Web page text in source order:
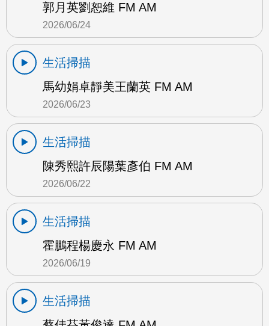
郭月英劉恕維 FM AM
2026/06/24
生活掃描
馬幼娟卓靜美王蘭英 FM AM
2026/06/23
生活掃描
陳秀熙許辰陽葉彥伯 FM AM
2026/06/22
生活掃描
霍鵬程楊慶永 FM AM
2026/06/19
生活掃描